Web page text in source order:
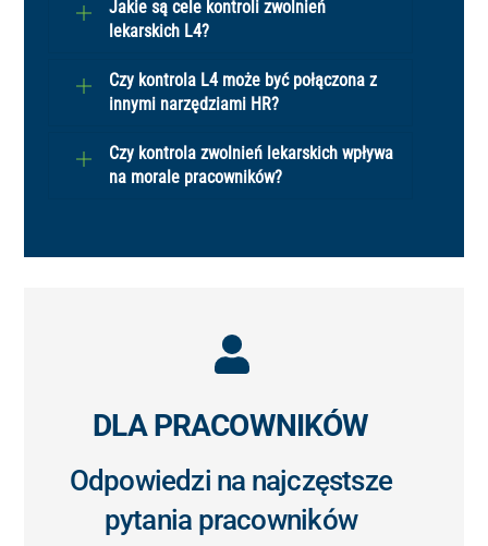
Jakie są cele kontroli zwolnień
lekarskich L4?
Czy kontrola L4 może być połączona z
innymi narzędziami HR?
Czy kontrola zwolnień lekarskich wpływa
na morale pracowników?
Icon
DLA PRACOWNIKÓW
Odpowiedzi na najczęstsze
pytania pracowników